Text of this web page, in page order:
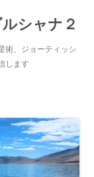
シャナ２
術、ジョーティッシ
します